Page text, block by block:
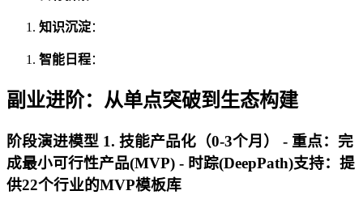
知识沉淀：
智能日程：
副业进阶：从单点突破到生态构建
阶段演进模型 1. 技能产品化（0-3个月） - 重点：完
成最小可行性产品(MVP) - 时踪(DeepPath)支持：提
供22个行业的MVP模板库